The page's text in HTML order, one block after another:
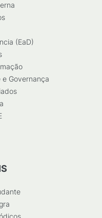
(EaD)
Governança